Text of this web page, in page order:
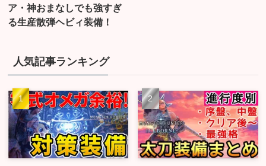
ア・神おまなしでも強すぎ
る生産散弾ヘビィ装備！
人気記事ランキング